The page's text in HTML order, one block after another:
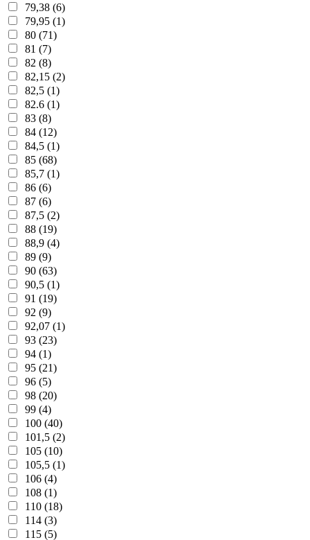
79,38 (6)
79,95 (1)
80 (71)
81 (7)
82 (8)
82,15 (2)
82,5 (1)
82.6 (1)
83 (8)
84 (12)
84,5 (1)
85 (68)
85,7 (1)
86 (6)
87 (6)
87,5 (2)
88 (19)
88,9 (4)
89 (9)
90 (63)
90,5 (1)
91 (19)
92 (9)
92,07 (1)
93 (23)
94 (1)
95 (21)
96 (5)
98 (20)
99 (4)
100 (40)
101,5 (2)
105 (10)
105,5 (1)
106 (4)
108 (1)
110 (18)
114 (3)
115 (5)